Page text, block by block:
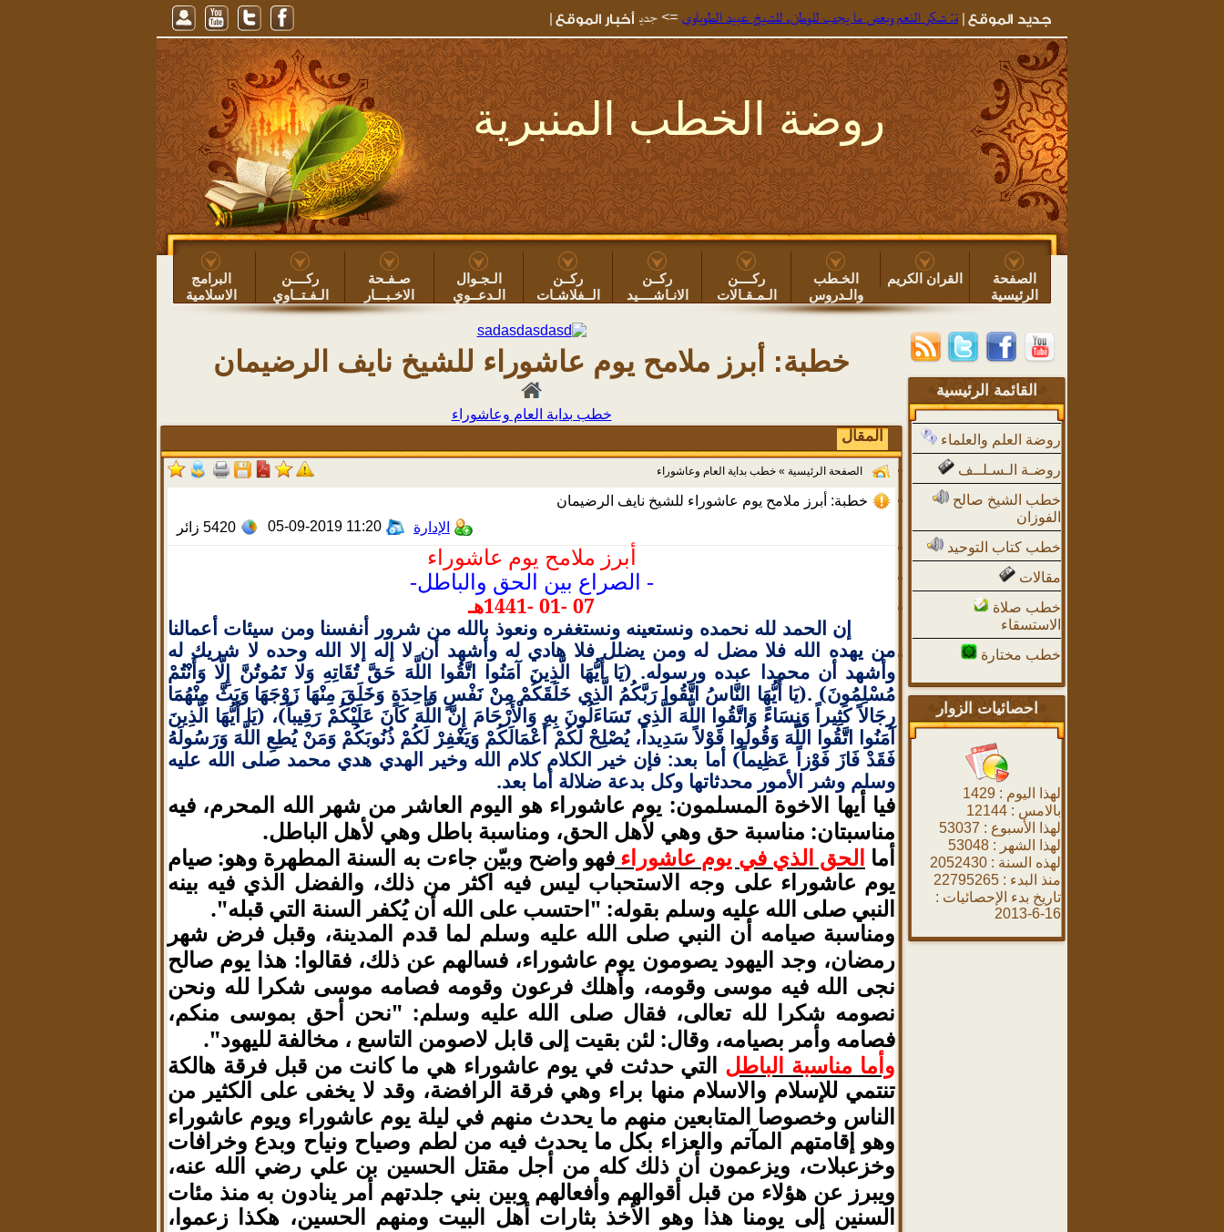
خطبة: بعض أضرار سهر الليل ونوم النهار، للشيخ عبيد الطوياوي => عبيد بن عساف الطوياوي ۞ خطبة: شكر النعم وبعض ما يجب للوطن، للشيخ عبيد الطوياوي=> جديد خطب الروضة ۞
روضة الخطب المنبرية
الصفحة
الرئيسية
القران الكريم
الخـطب
والـدروس
ركــــن
الـمـقـالات
ركــن
الانـاشــــيد
ركــن
الــفلاشـات
الـجـوال
الـدعــوي
صـفـحة
الاخـبـــار
ركــــن
الـفـتــاوي
البرامج
الاسلامية
القائمة الرئيسية
روضة العلم والعلماء
روضـة الـسـلــف
الفوزان
خطب كتاب التوحيد
مقالات
الاستسقاء
خطب مختارة
احصائيات الزوار
لهذا اليوم : 1429
بالامس : 12144
لهذا الأسبوع : 53037
لهذا الشهر : 53048
لهذه السنة : 2052430
منذ البدء : 22795265
تاريخ بدء الإحصائيات :
16-6-2013
خطبة: أبرز ملامح يوم عاشوراء للشيخ نايف الرضيمان
خطب بداية العام وعاشوراء
المقال
الصفحة الرئيسية » خطب بداية العام وعاشوراء
خطبة: أبرز ملامح يوم عاشوراء للشيخ نايف الرضيمان
5420 زائر 05-09-2019 11:20 الإدارة
أبرز ملامح يوم عاشوراء
- الصراع بين الحق والباطل-
07 -01 -1441هـ
إن الحمد لله نحمده ونستعينه ونستغفره ونعوذ بالله من شرور أنفسنا ومن سيئات أعمالنا
من يهده الله فلا مضل له ومن يضلل فلا هادي له وأشهد أن لا إله إلا الله وحده لا شريك له
وأشهد أن محمدا عبده ورسوله. (يَا أَيُّهَا الَّذِينَ آمَنُوا اتَّقُوا اللَّهَ حَقَّ تُقَاتِهِ وَلا تَمُوتُنَّ إِلَّا وَأَنْتُمْ
مُسْلِمُونَ) .(يَا أَيُّهَا النَّاسُ اتَّقُوا رَبَّكُمُ الَّذِي خَلَقَكُمْ مِنْ نَفْسٍ وَاحِدَةٍ وَخَلَقَ مِنْهَا زَوْجَهَا وَبَثَّ مِنْهُمَا
رِجَالاً كَثِيراً وَنِسَاءً وَاتَّقُوا اللَّهَ الَّذِي تَسَاءَلُونَ بِهِ وَالْأَرْحَامَ إِنَّ اللَّهَ كَانَ عَلَيْكُمْ رَقِيباً)، (يَا أَيُّهَا الَّذِينَ
آمَنُوا اتَّقُوا اللَّهَ وَقُولُوا قَوْلاً سَدِيداً، يُصْلِحْ لَكُمْ أَعْمَالَكُمْ وَيَغْفِرْ لَكُمْ ذُنُوبَكُمْ وَمَنْ يُطِعِ اللَّهَ وَرَسُولَهُ
فَقَدْ فَازَ فَوْزاً عَظِيماً) أما بعد: فإن خير الكلام كلام الله وخير الهدي هدي محمد صلى الله عليه
وسلم وشر الأمور محدثاتها وكل بدعة ضلالة أما بعد.
فيا أيها الاخوة المسلمون: يوم عاشوراء هو اليوم العاشر من شهر الله المحرم، فيه
مناسبتان: مناسبة حق وهي لأهل الحق، ومناسبة باطل وهي لأهل الباطل.
أما الحق الذي في يوم عاشوراء فهو واضح وبيّن جاءت به السنة المطهرة وهو: صيام
يوم عاشوراء على وجه الاستحباب ليس فيه اكثر من ذلك، والفضل الذي فيه بينه
النبي صلى الله عليه وسلم بقوله: "احتسب على الله أن يُكفر السنة التي قبله".
ومناسبة صيامه أن النبي صلى الله عليه وسلم لما قدم المدينة، وقبل فرض شهر
رمضان، وجد اليهود يصومون يوم عاشوراء، فسالهم عن ذلك، فقالوا: هذا يوم صالح
نجى الله فيه موسى وقومه، وأهلك فرعون وقومه فصامه موسى شكرا لله ونحن
نصومه شكرا لله تعالى، فقال صلى الله عليه وسلم: "نحن أحق بموسى منكم،
فصامه وأمر بصيامه، وقال: لئن بقيت إلى قابل لاصومن التاسع ، مخالفة لليهود".
وأما مناسبة الباطل التي حدثت في يوم عاشوراء هي ما كانت من قبل فرقة هالكة
تنتمي للإسلام والاسلام منها براء وهي فرقة الرافضة، وقد لا يخفى على الكثير من
الناس وخصوصا المتابعين منهم ما يحدث منهم في ليلة يوم عاشوراء ويوم عاشوراء
وهو إقامتهم المآتم والعزاء بكل ما يحدث فيه من لطم وصياح ونياح وبدع وخرافات
وخزعبلات، ويزعمون أن ذلك كله من أجل مقتل الحسين بن علي رضي الله عنه،
ويبرز عن هؤلاء من قبل أقوالهم وأفعالهم وبين بني جلدتهم أمر ينادون به منذ مئات
السنين إلى يومنا هذا وهو الأخذ بثارات أهل البيت ومنهم الحسين، هكذا زعموا،